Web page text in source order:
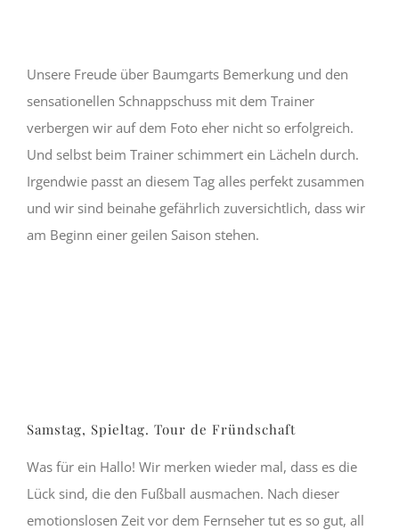
Unsere Freude über Baumgarts Bemerkung und den
sensationellen Schnappschuss mit dem Trainer
verbergen wir auf dem Foto eher nicht so erfolgreich.
Und selbst beim Trainer schimmert ein Lächeln durch.
Irgendwie passt an diesem Tag alles perfekt zusammen
und wir sind beinahe gefährlich zuversichtlich, dass wir
am Beginn einer geilen Saison stehen.
Samstag, Spieltag. Tour de Fründschaft
Was für ein Hallo! Wir merken wieder mal, dass es die
Lück sind, die den Fußball ausmachen. Nach dieser
emotionslosen Zeit vor dem Fernseher tut es so gut, all